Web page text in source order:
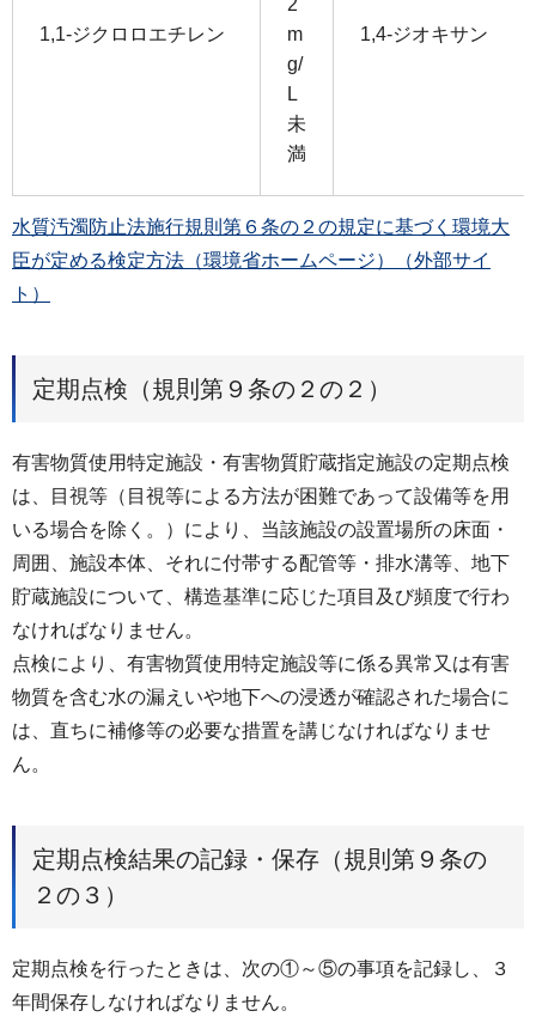
1,1-ジクロロエチレン
m
g/
L
未
満
1,4-ジオキサン
水質汚濁防止法施行規則第６条の２の規定に基づく環境大
臣が定める検定方法（環境省ホームページ）（外部サイ
ト）
定期点検（規則第９条の２の２）
有害物質使用特定施設・有害物質貯蔵指定施設の定期点検
は、目視等（目視等による方法が困難であって設備等を用
いる場合を除く。）により、当該施設の設置場所の床面・
周囲、施設本体、それに付帯する配管等・排水溝等、地下
貯蔵施設について、構造基準に応じた項目及び頻度で行わ
なければなりません。
点検により、有害物質使用特定施設等に係る異常又は有害
物質を含む水の漏えいや地下への浸透が確認された場合に
は、直ちに補修等の必要な措置を講じなければなりませ
ん。
定期点検結果の記録・保存（規則第９条の
２の３）
定期点検を行ったときは、次の①～⑤の事項を記録し、３
年間保存しなければなりません。